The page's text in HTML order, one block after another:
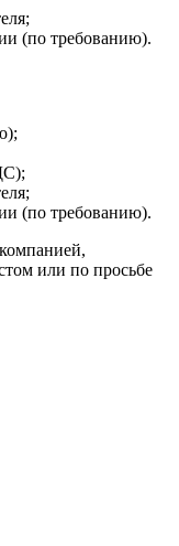
(по требованию).
(по требованию).
или по просьбе